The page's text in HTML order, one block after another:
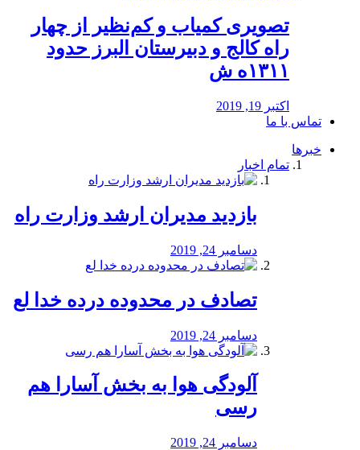
️تصویری کمیاب و کم‌نظیر از چهار
راه كالج و دبيرستان البرز حدود
۱۳۱۱ه ش
اکتبر 19, 2019
تماس با ما
خبرها
تمام اخبار
بازدید مدیران ارشد وزارت راه
دسامبر 24, 2019
تصادف در محدوده درده خدا لع
دسامبر 24, 2019
آلودگی هوا به بخش آسارا هم
رسی
دسامبر 24, 2019